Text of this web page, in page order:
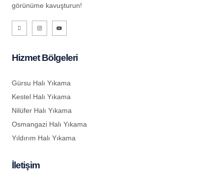
görünüme kavuşturun!
Hizmet Bölgeleri
Gürsu Halı Yıkama
Kestel Halı Yıkama
Nilüfer Halı Yıkama
Osmangazi Halı Yıkama
Yıldırım Halı Yıkama
İletişim